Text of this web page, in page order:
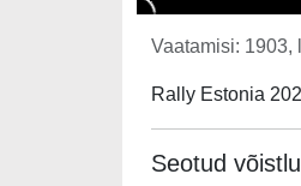
Vaatamisi: 1903,
Rally Estonia
Seotud